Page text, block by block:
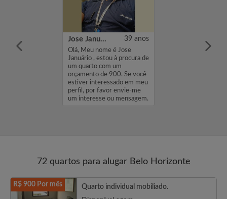
2
Jose Januário 39 anos
Olá, Meu nome é Jose
Januário , estou à procura de
um quarto com um
orçamento de 900. Se você
estiver interessado em meu
perfil, por favor envie-me
um interesse ou mensagem.
72 quartos para alugar Belo Horizonte
R$ 900 Por mês
Quarto individual mobiliado.